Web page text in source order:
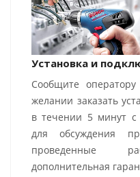
Установка и
Сообщите
желании заказать
в течении 5 минут с
для обсуждения
проведенные
дополнительная